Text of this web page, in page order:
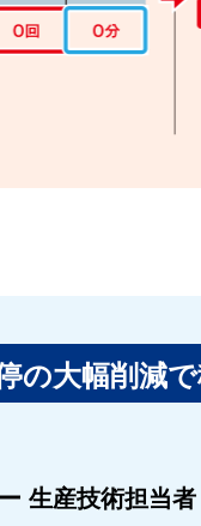
の大幅削減
生産技術担当者